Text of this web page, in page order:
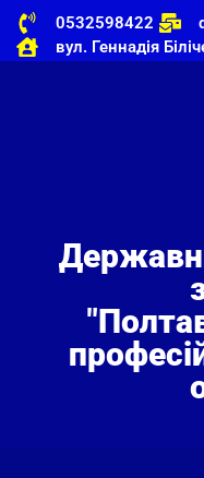
0532598422
вул. Геннадія